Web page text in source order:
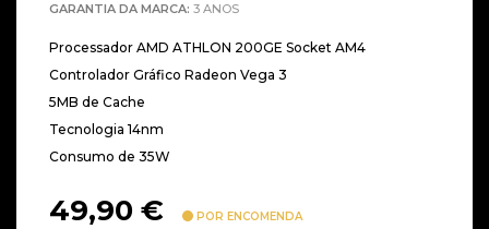
GARANTIA DA MARCA: 3 ANOS
Processador AMD ATHLON 200GE Socket AM4
Controlador Gráfico Radeon Vega 3
5MB de Cache
Tecnologia 14nm
Consumo de 35W
49,90 € POR ENCOMENDA